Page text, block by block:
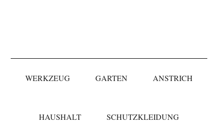
WERKZEUG GARTEN ANSTRICH
HAUSHALT SCHUTZKLEIDUNG